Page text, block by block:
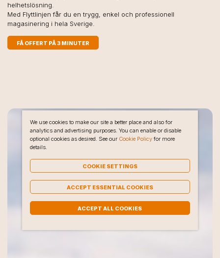
helhetslösning.
Med Flyttlinjen får du en trygg, enkel och professionell
magasinering i hela Sverige.
FÅ OFFERT PÅ 3 MINUTER
We use cookies to make our site a better place and also for
analytics and advertising purposes. You can enable or disable
optional cookies as desired. See our Cookie Policyfor more
details.
COOKIE SETTINGS
ACCEPT ESSENTIAL COOKIES
ACCEPT ALL COOKIES